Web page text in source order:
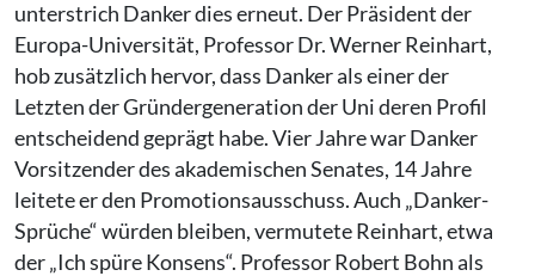
unterstrich Danker dies erneut. Der Präsident der
Europa-Universität, Professor Dr. Werner Reinhart,
hob zusätzlich hervor, dass Danker als einer der
Letzten der Gründergeneration der Uni deren Profil
entscheidend geprägt habe. Vier Jahre war Danker
Vorsitzender des akademischen Senates, 14 Jahre
leitete er den Promotionsausschuss. Auch „Danker-
Sprüche“ würden bleiben, vermutete Reinhart, etwa
der „Ich spüre Konsens“. Professor Robert Bohn als